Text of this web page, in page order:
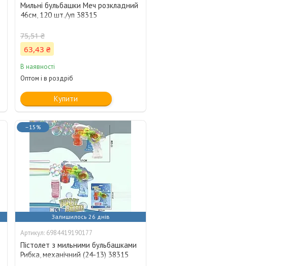
Мильні бульбашки Меч розкладний
46см, 120 шт./уп 38315
75,51 ₴
63,43 ₴
В наявності
Оптом і в роздріб
Купити
–15%
Залишилось 26 днів
6984419190177
Пістолет з мильними бульбашками
Рибка, механічний (24-13) 38315